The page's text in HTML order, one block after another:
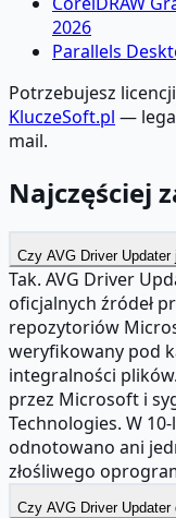
2026
Parallels
Potrzebujesz
KluczeSoft.pl —
mail.
Najczęściej
Czy AVG Driver
Tak. AVG Driver
oficjalnych źródeł
repozytoriów
weryfikowany pod
integralności
przez Microsoft i
Technologies. W
odnotowano ani
złośliwego
Czy AVG Driver Updater